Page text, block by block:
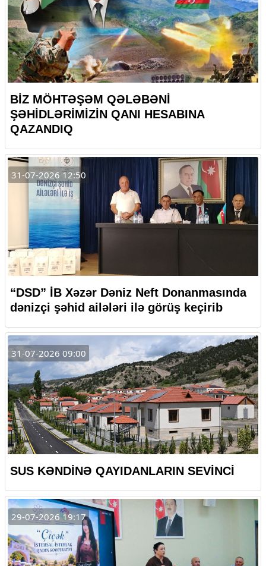
BİZ MÖHTƏŞƏM QƏLƏBƏNİ
ŞƏHİDLƏRİMİZİN QANI HESABINA
QAZANDIQ
31-07-2026 12:50
“DSD” İB Xəzər Dəniz Neft Donanmasında
dənizçi şəhid ailələri ilə görüş keçirib
31-07-2026 09:00
SUS KƏNDİNƏ QAYIDANLARIN SEVİNCİ
29-07-2026 19:17